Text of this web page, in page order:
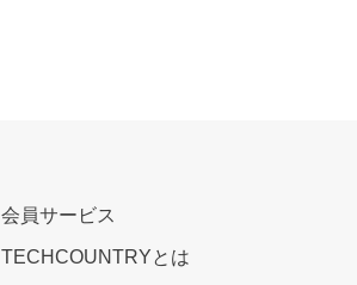
会員サービス
TECHCOUNTRYとは